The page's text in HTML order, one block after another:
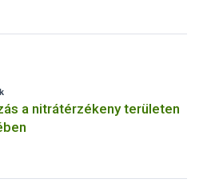
a nitrátérzékeny területen